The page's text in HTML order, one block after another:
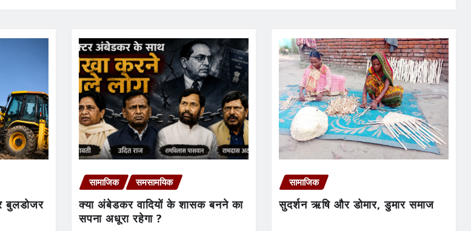
बुलडोजर
सामाजिक समसामयिक
क्या अंबेडकर वादियों के शासक बनने का
सपना अधूरा रहेगा ?
सामाजिक
सुदर्शन ऋषि और डोमार, डुमार समाज